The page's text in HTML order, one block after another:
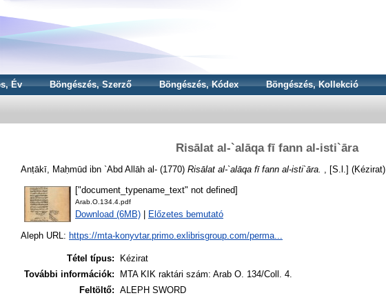
Év Böngészés, Szerző Böngészés, Kódex Böngészés, Kollekció
Risālat al-`alāqa fī fann al-isti`āra
Anṭākī, Maḥmūd ibn `Abd Allāh al- (1770) Risālat al-`alāqa fī fann al-isti`āra. , [S.l.] (Kézirat)
["document_typename_text" not defined]
Arab.O.134.4.pdf
Download (6MB) Előzetes bemutató
Aleph URL: https://mta-konyvtar.primo.exlibrisgroup.com/perma...
Tétel típus:
Kézirat
További információk:
MTA KIK raktári szám: Arab O. 134/Coll. 4.
Feltöltő: ALEPH SWORD